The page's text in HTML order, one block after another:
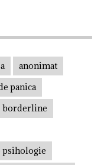
anonimat
panica
borderline
psihologie